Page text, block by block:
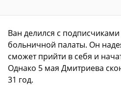
Ван делился с
больничной палаты. Он
сможет прийти в себя и
Однако 5 мая Дмитриева
31 год.